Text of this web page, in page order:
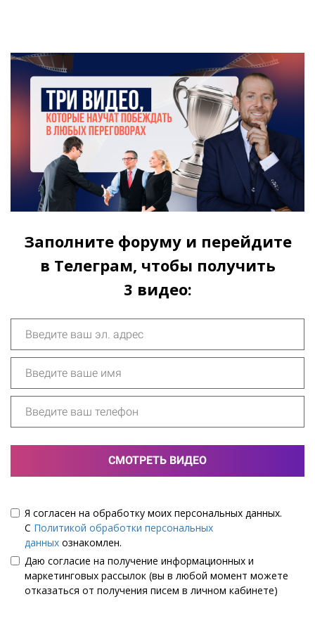
Заполните форуму и перейдите
в Телеграм, чтобы получить
3 видео:
СМОТРЕТЬ ВИДЕО
Я согласен на обработку моих персональных данных.
С Политикой обработки персональных
данных ознакомлен.
Даю согласие на получение информационных и
маркетинговых рассылок (вы в любой момент можете
отказаться от получения писем в личном кабинете)